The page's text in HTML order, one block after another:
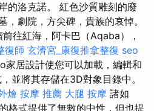
的洛克諾。 紅色沙質雕刻的廢
，劇院，方尖碑，貴族的哀悼。
往紅海，阿卡巴（Aqaba），
復師 玄濟宮_康復推拿整復 seo
家居設計使您可以加載，編輯和
並將其存儲在3D對象目錄中。
燴 按摩 推薦 大腿 按摩 諸如
格式提供了無數的中性，但也提